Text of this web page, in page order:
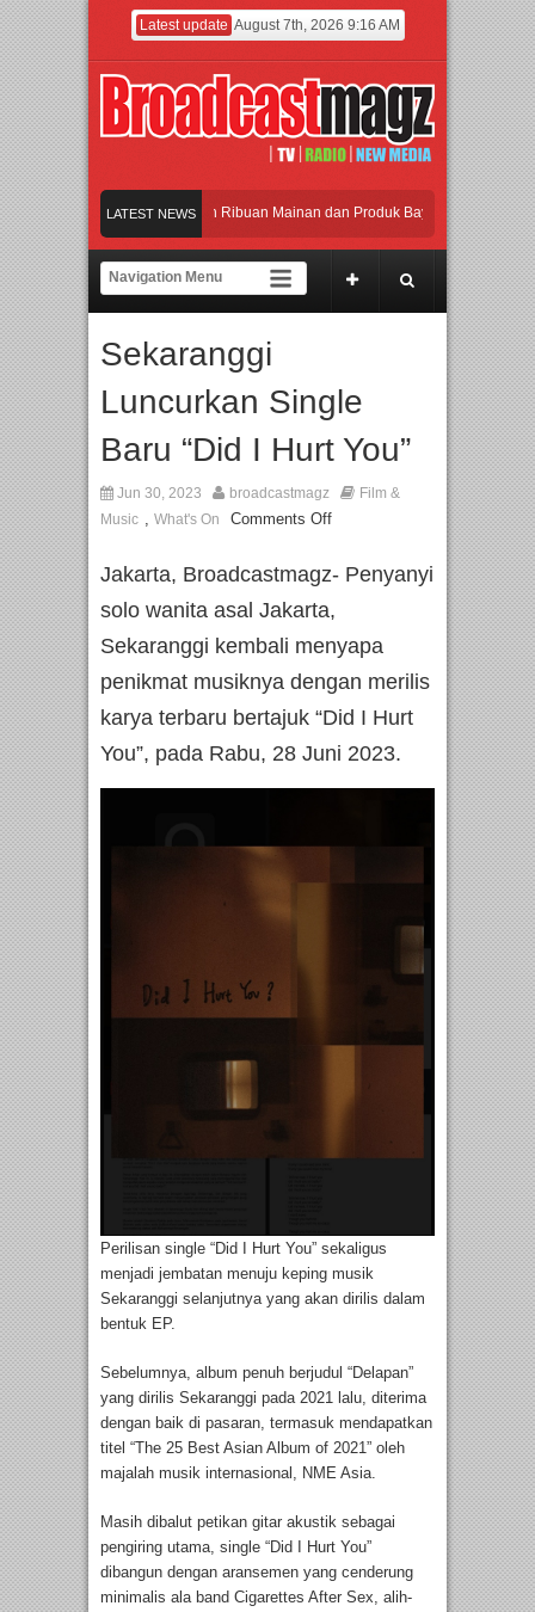
Latest update August 7th, 2026 9:16 AM
LATEST NEWS
Jakarta dengan Ribuan Mainan dan Produk Bayi dari Seluruh Dunia,
Gerbang Inovasi dan Peluang Bisnis Industri Gifts dan Housewares Asia
Perpaduan Warisan Dan Semangat Lokal, BIRKENSTOCK INDONESIA
Jakarta dengan Ribuan Mainan dan Produk Bayi dari Seluruh Dunia,
Sekaranggi
Luncurkan Single
Baru “Did I Hurt You”
Jun 30, 2023 broadcastmagz
Film &
Music , What's On Comments Off
Jakarta, Broadcastmagz- Penyanyi
solo wanita asal Jakarta,
Sekaranggi kembali menyapa
penikmat musiknya dengan merilis
karya terbaru bertajuk “Did I Hurt
You”, pada Rabu, 28 Juni 2023.
Perilisan single “Did I Hurt You” sekaligus
menjadi jembatan menuju keping musik
Sekaranggi selanjutnya yang akan dirilis dalam
bentuk EP.
Sebelumnya, album penuh berjudul “Delapan”
yang dirilis Sekaranggi pada 2021 lalu, diterima
dengan baik di pasaran, termasuk mendapatkan
titel “The 25 Best Asian Album of 2021” oleh
majalah musik internasional, NME Asia.
Masih dibalut petikan gitar akustik sebagai
pengiring utama, single “Did I Hurt You”
dibangun dengan aransemen yang cenderung
minimalis ala band Cigarettes After Sex, alih-